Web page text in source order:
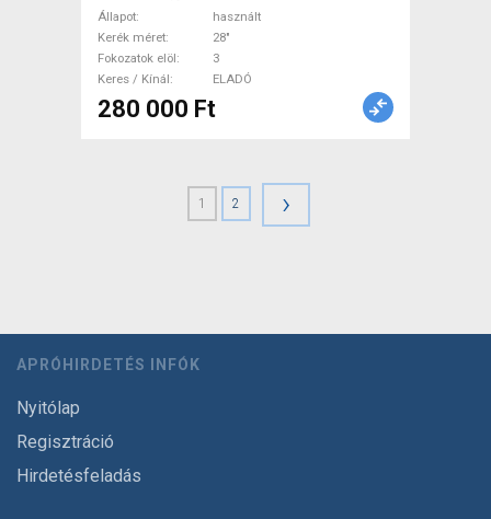
használt ELADÓ
Állapot
használt
Kerék méret
28"
Fokozatok elöl
3
Keres / Kínál
ELADÓ
280 000 Ft
1 2 ›
APRÓHIRDETÉS INFÓK
Nyitólap
Regisztráció
Hirdetésfeladás